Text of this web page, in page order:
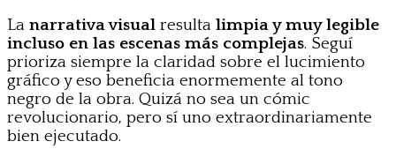
La narrativa visual resulta limpia y muy legible
incluso en las escenas más complejas. Seguí
prioriza siempre la claridad sobre el lucimiento
gráfico y eso beneficia enormemente al tono
negro de la obra. Quizá no sea un cómic
revolucionario, pero sí uno extraordinariamente
bien ejecutado.